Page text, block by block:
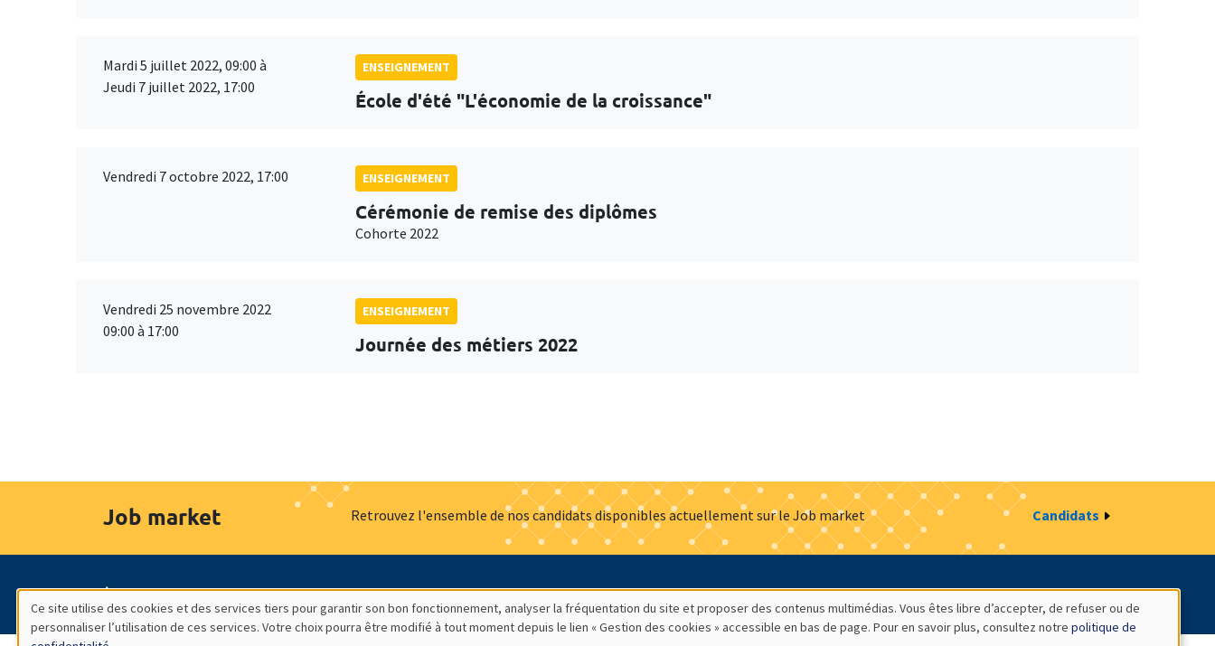
Mardi 5 juillet 2022, 09:00 à
Jeudi 7 juillet 2022, 17:00
ENSEIGNEMENT
École d'été "L'économie de la croissance"
Vendredi 7 octobre 2022, 17:00 ENSEIGNEMENT
Cérémonie de remise des diplômes
Cohorte 2022
Vendredi 25 novembre 2022
09:00 à 17:00
ENSEIGNEMENT
Journée des métiers 2022
Job market Retrouvez l'ensemble de nos candidats disponibles actuellement sur le Job market Candidats
À propos Nos engagements Hommage à Actualités Offres d'emploi Presse Mentions légales Gestion des cookies Intranet
Ce site utilise des cookies et des services tiers pour garantir son bon fonctionnement, analyser la fréquentation du site et proposer des contenus multimédias. Vous êtes libre d’accepter, de refuser ou de
personnaliser l’utilisation de ces services. Votre choix pourra être modifié à tout moment depuis le lien « Gestion des cookies » accessible en bas de page. Pour en savoir plus, consultez notre politique de